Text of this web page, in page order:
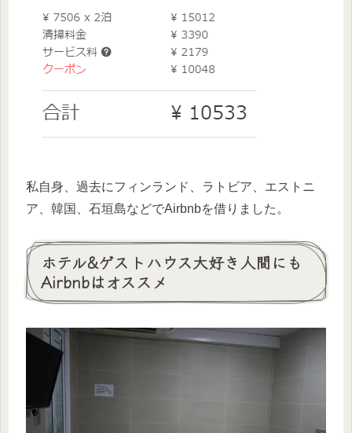
私自身、過去にフィンランド、ラトビア、エストニ
ア、韓国、石垣島などでAirbnbを借りました。
ホテル&ゲストハウス大好き人間にも
Airbnbはオススメ